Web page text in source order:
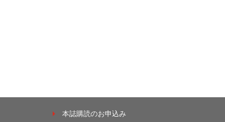
本誌購読のお申込み